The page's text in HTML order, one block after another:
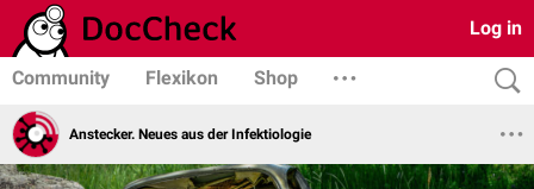
Log in
Community Flexikon Shop
Anstecker. Neues aus der Infektiologie